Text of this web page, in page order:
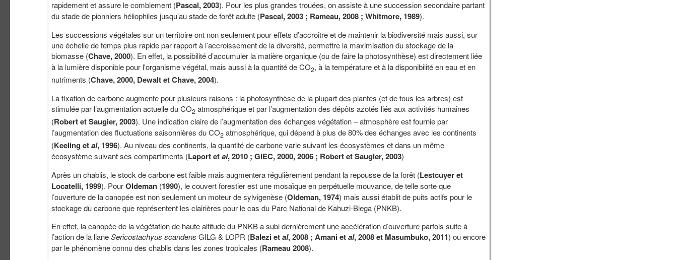
rapidement et assure le comblement (Pascal, 2003). Pour les plus grandes trouées, on assiste à une succession secondaire partant
du stade de pionniers héliophiles jusqu’au stade de forêt adulte (Pascal, 2003 ; Rameau, 2008 ; Whitmore, 1989).
Les successions végétales sur un territoire ont non seulement pour effets d’accroitre et de maintenir la biodiversité mais aussi, sur
une échelle de temps plus rapide par rapport à l’accroissement de la diversité, permettre la maximisation du stockage de la
biomasse (Chave, 2000). En effet, la possibilité d’accumuler la matière organique (ou de faire la photosynthèse) est directement liée
à la lumière disponible pour l'organisme végétal, mais aussi à la quantité de CO2, à la température et à la disponibilité en eau et en
nutriments (Chave, 2000, Dewalt et Chave, 2004).
La fixation de carbone augmente pour plusieurs raisons : la photosynthèse de la plupart des plantes (et de tous les arbres) est
stimulée par l’augmentation actuelle du CO2 atmosphérique et par l’augmentation des dépôts azotés liés aux activités humaines
(Robert et Saugier, 2003). Une indication claire de l’augmentation des échanges végétation – atmosphère est fournie par
l’augmentation des fluctuations saisonnières du CO2 atmosphérique, qui dépend à plus de 80% des échanges avec les continents
(Keeling etal, 1996). Au niveau des continents, la quantité de carbone varie suivant les écosystèmes et dans un même
écosystème suivant ses compartiments (Laport etal, 2010 ; GIEC, 2000, 2006 ; Robert et Saugier, 2003)
Après un chablis, le stock de carbone est faible mais augmentera régulièrement pendant la repousse de la forêt (Lestcuyer et
Locatelli, 1999). PourOldeman (1990), le couvert forestier est une mosaïque en perpétuelle mouvance, de telle sorte que
l’ouverture de la canopée est non seulement un moteur de sylvigenèse (Oldeman, 1974) mais aussi établit de puits actifs pour le
stockage du carbone que représentent les clairières pour le cas du Parc National de Kahuzi-Biega (PNKB).
En effet, la canopée de la végétation de haute altitude du PNKB a subi dernièrement une accélération d’ouverture parfois suite à
l’action de la lianeSericostachyus scandens GILG & LOPR (Balezi etal, 2008 ; Amani etal, 2008 et Masumbuko, 2011) ou encore
par le phénomène connu des chablis dans les zones tropicales (Rameau 2008).